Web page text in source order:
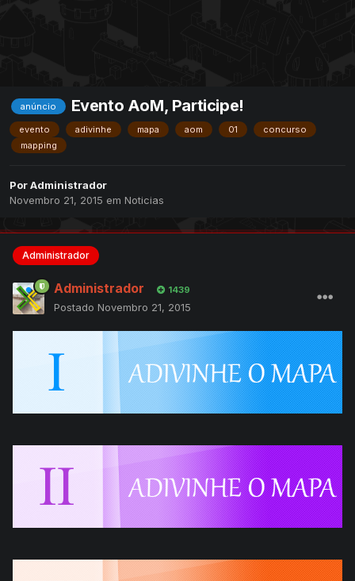
anúncio Evento AoM, Participe!
evento adivinhe mapa aom 01
concurso
mapping
PorAdministrador
Novembro 21, 2015 em Noticias
Administrador
Administrador 1439
Postado Novembro 21, 2015